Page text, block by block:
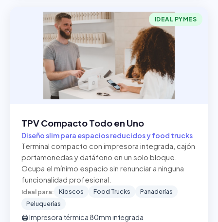
IDEAL PYMES
TPV Compacto Todo en Uno
Diseño slim para espacios reducidos y food trucks
Terminal compacto con impresora integrada, cajón
portamonedas y datáfono en un solo bloque.
Ocupa el mínimo espacio sin renunciar a ninguna
funcionalidad profesional.
Ideal para: Kioscos Food Trucks
Panaderías
Peluquerías
🖨️ Impresora térmica 80mm integrada